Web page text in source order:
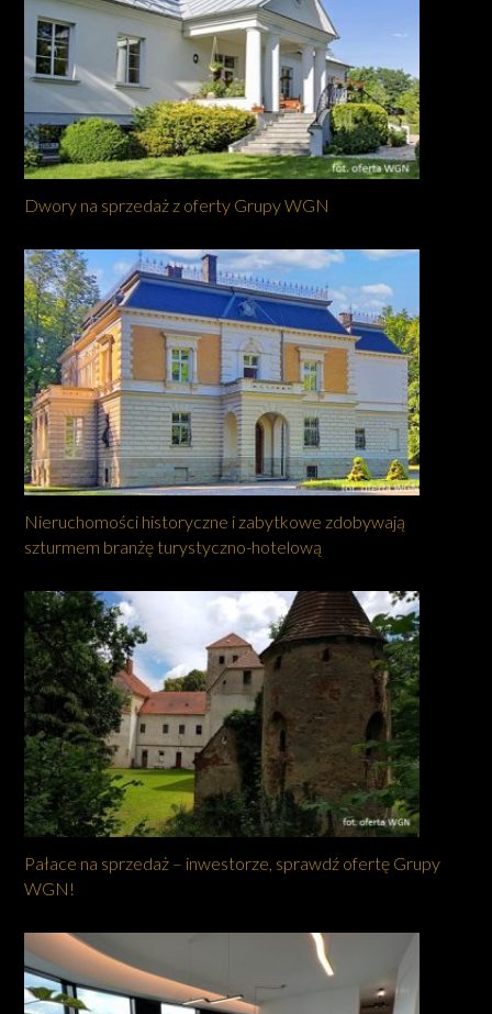
Dwory na sprzedaż z oferty Grupy WGN
Nieruchomości historyczne i zabytkowe zdobywają
szturmem branżę turystyczno-hotelową
Pałace na sprzedaż – inwestorze, sprawdź ofertę Grupy
WGN!